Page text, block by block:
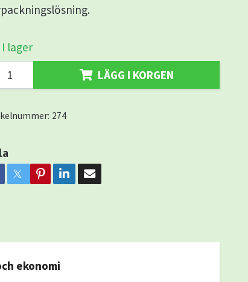
I lager
LÄGG I KORGEN
274
ekonomi